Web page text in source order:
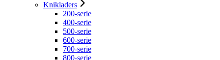
Knikladers
200-serie
400-serie
500-serie
600-serie
700-serie
800-serie